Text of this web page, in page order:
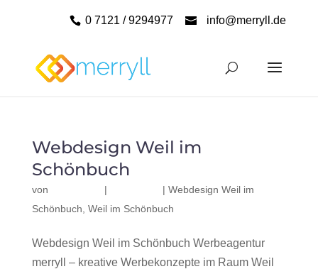
0 7121 / 9294977 info@merryll.de
Webdesign Weil im
Schönbuch
von | | Webdesign Weil im
Schönbuch Weil im Schönbuch
Webdesign Weil im Schönbuch Werbeagentur
merryll – kreative Werbekonzepte im Raum Weil